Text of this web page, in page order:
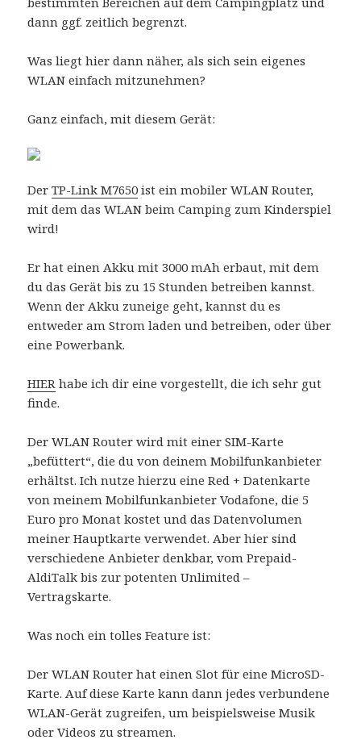
dann ggf. zeitlich begrenzt.
Was liegt hier dann näher, als sich sein eigenes
WLAN einfach mitzunehmen?
Ganz einfach, mit diesem Gerät:
DerTP-Link M7650 ist ein mobiler WLAN Router,
mit dem das WLAN beim Camping zum Kinderspiel
wird!
Er hat einen Akku mit 3000 mAh erbaut, mit dem
du das Gerät bis zu 15 Stundenbetreiben kannst.
Wenn der Akku zuneige geht, kannst du es
entweder am Strom laden und betreiben, oder über
eine Powerbank.
HIER habe ich dir eine vorgestellt, die ich sehr gut
finde.
Der WLAN Router wird mit einer SIM-Karte
„befüttert“, die du von deinem Mobilfunkanbieter
erhältst. Ich nutze hierzu eine Red + Datenkarte
von meinem Mobilfunkanbieter Vodafone, die 5
Euro pro Monat kostet und das Datenvolumen
meiner Hauptkarte verwendet. Aber hier sind
verschiedene Anbieter denkbar, vom Prepaid-
AldiTalk bis zur potenten Unlimited –
Vertragskarte.
Was noch ein tolles Feature ist:
Der WLAN Router hat einen Slot für eine MicroSD-
Karte. Auf diese Karte kann dann jedes verbundene
WLAN-Gerät zugreifen, um beispielsweise Musik
oder Videos zu streamen.